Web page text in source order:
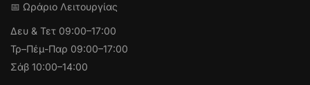
📅 Ωράριο Λειτουργίας
Δευ & Τετ 09:00–17:00
Τρ–Πέμ-Παρ 09:00–17:00
Σάβ 10:00–14:00